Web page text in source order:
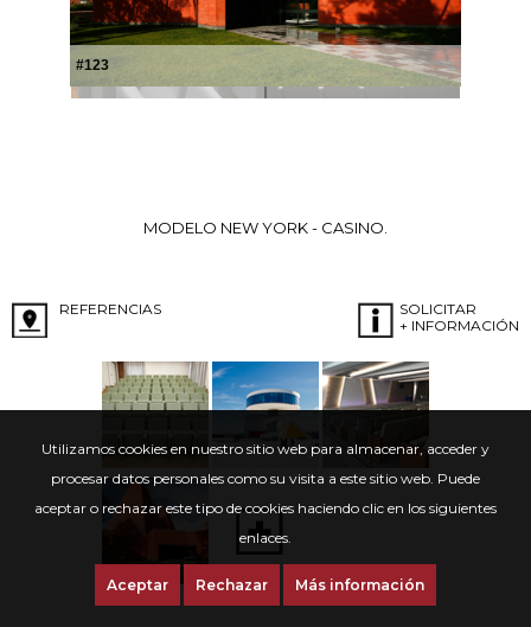
Utilizamos cookies en nuestro sitio web para almacenar, acceder y
procesar datos personales como su visita a este sitio web. Puede
aceptar o rechazar este tipo de cookies haciendo clic en los siguientes
enlaces.
Aceptar Rechazar Más información
#123
MODELO NEW YORK - CASINO.
REFERENCIAS
SOLICITAR
+ INFORMACIÓN